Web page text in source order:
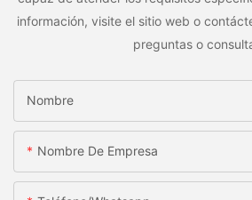
información, visite el sitio web o
preguntas o
Nombre
Nombre De Empresa